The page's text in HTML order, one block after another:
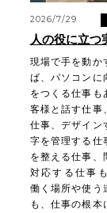
2026/7/29
人の役に立つ
現場で手を動か
ば、パソコンに
をつくる仕事も
客様と話す仕事
仕事、デザイン
字を管理する仕
を整える仕事、
対応する仕事
働く場所や使う
も、仕事の根本